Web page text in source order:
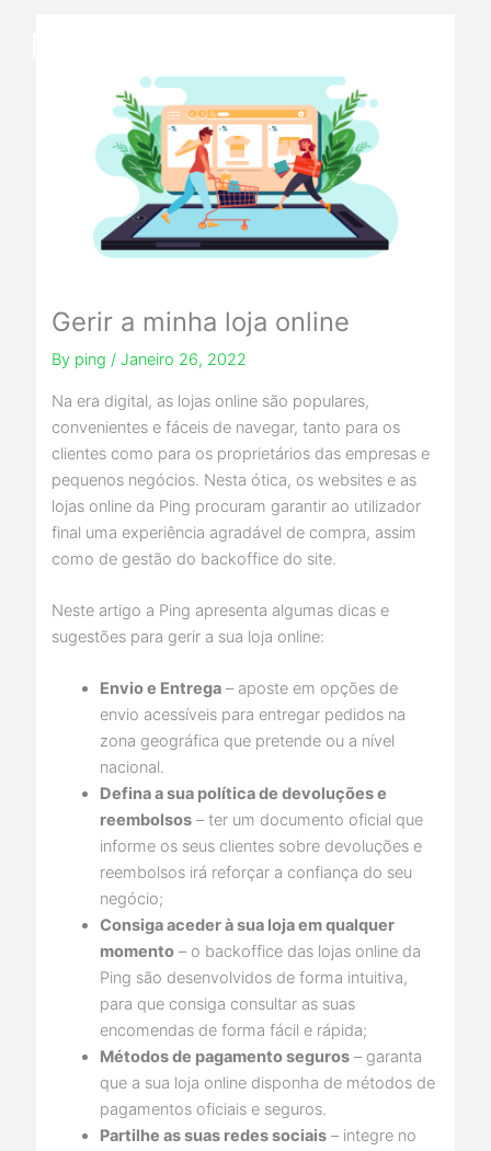
Gerir a minha loja online
By ping /Janeiro 26, 2022
Na era digital, as lojas online são populares,
convenientes e fáceis de navegar, tanto para os
clientes como para os proprietários das empresas e
pequenos negócios. Nesta ótica, os websites e as
lojas online da Ping procuram garantir ao utilizador
final uma experiência agradável de compra, assim
como de gestão do backoffice do site.
Neste artigo a Ping apresenta algumas dicas e
sugestões para gerir a sua loja online:
Envio e Entrega – aposte em opções de
envio acessíveis para entregar pedidos na
zona geográfica que pretende ou a nível
nacional.
Defina a sua política de devoluções e
reembolsos – ter um documento oficial que
informe os seus clientes sobre devoluções e
reembolsos irá reforçar a confiança do seu
negócio;
Consiga aceder à sua loja em qualquer
momento – o backoffice das lojas online da
Ping são desenvolvidos de forma intuitiva,
para que consiga consultar as suas
encomendas de forma fácil e rápida;
Métodos de pagamento seguros – garanta
que a sua loja online disponha de métodos de
pagamentos oficiais e seguros.
Partilhe as suas redes sociais – integre no